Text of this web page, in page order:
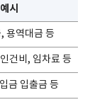
예시
용역대금 등
건비, 임차료 등
금 입출금 등